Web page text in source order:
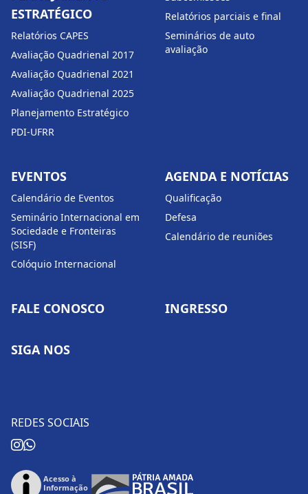
ESTRATÉGICO
Relatórios CAPES
Avaliação Quadrienal 2017
Avaliação Quadrienal 2021
Avaliação Quadrienal 2025
Planejamento Estratégico
PDI-UFRR
Relatórios parciais e final
Seminários de auto
avaliação
EVENTOS
Calendário de Eventos
Seminário Internacional em
Sociedade e Fronteiras
(SISF)
Colóquio Internacional
AGENDA E NOTÍCIAS
Qualificação
Defesa
Calendário de reuniões
FALE CONOSCO INGRESSO
SIGA NOS
REDES SOCIAIS